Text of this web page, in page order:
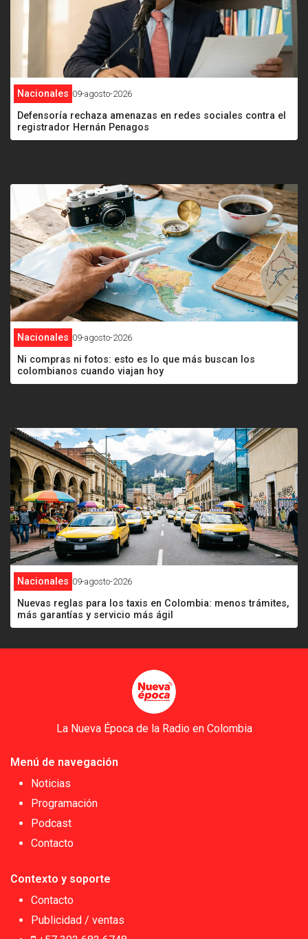
Nacionales 09-agosto-2026
Defensoría rechaza amenazas en redes sociales contra el
registrador Hernán Penagos
Nacionales 09-agosto-2026
Ni compras ni fotos: esto es lo que más buscan los
colombianos cuando viajan hoy
Nacionales 09-agosto-2026
Nuevas reglas para los taxis en Colombia: menos trámites,
más garantías y servicio más ágil
La Nueva Época de la Radio en Colombia
Menú de navegación
Noticias
Programación
Podcast
Contacto
Contexto y soporte
Contacto
Publicidad / ventas